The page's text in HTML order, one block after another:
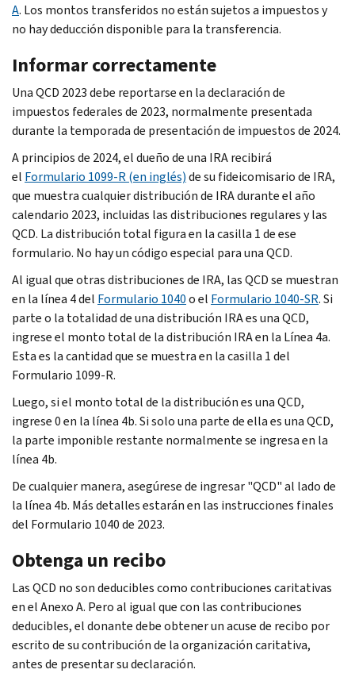
A. Los montos transferidos no están sujetos a impuestos y
no hay deducción disponible para la transferencia.
Informar correctamente
Una QCD 2023 debe reportarse en la declaración de
impuestos federales de 2023, normalmente presentada
durante la temporada de presentación de impuestos de 2024.
A principios de 2024, el dueño de una IRA recibirá
el Formulario 1099-R (en inglés)de su fideicomisario de IRA,
que muestra cualquier distribución de IRA durante el año
calendario 2023, incluidas las distribuciones regulares y las
QCD. La distribución total figura en la casilla 1 de ese
formulario. No hay un código especial para una QCD.
Al igual que otras distribuciones de IRA, las QCD se muestran
en la línea 4 del Formulario 1040o el Formulario 1040-SR. Si
parte o la totalidad de una distribución IRA es una QCD,
ingrese el monto total de la distribución IRA en la Línea 4a.
Esta es la cantidad que se muestra en la casilla 1 del
Formulario 1099-R.
Luego, si el monto total de la distribución es una QCD,
ingrese 0 en la línea 4b. Si solo una parte de ella es una QCD,
la parte imponible restante normalmente se ingresa en la
línea 4b.
De cualquier manera, asegúrese de ingresar "QCD" al lado de
la línea 4b. Más detalles estarán en las instrucciones finales
del Formulario 1040 de 2023.
Obtenga un recibo
Las QCD no son deducibles como contribuciones caritativas
en el Anexo A. Pero al igual que con las contribuciones
deducibles, el donante debe obtener un acuse de recibo por
escrito de su contribución de la organización caritativa,
antes de presentar su declaración.